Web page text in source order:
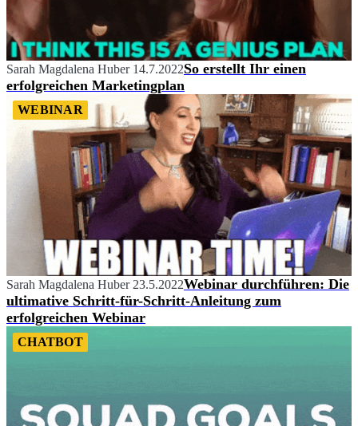
Sarah Magdalena Huber 14.7.2022So erstellt Ihr einen
erfolgreichen Marketingplan
WEBINAR
Sarah Magdalena Huber 23.5.2022Webinar durchführen: Die
ultimative Schritt-für-Schritt-Anleitung zum
erfolgreichen Webinar
CHATBOT